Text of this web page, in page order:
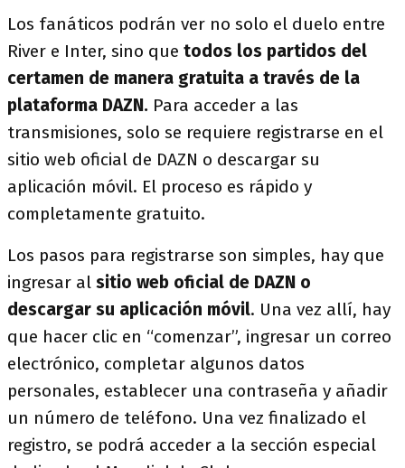
Los fanáticos podrán ver no solo el duelo entre
River e Inter, sino que todos los partidos del
certamen de manera gratuita a través de la
plataforma DAZN. Para acceder a las
transmisiones, solo se requiere registrarse en el
sitio web oficial de DAZN o descargar su
aplicación móvil. El proceso es rápido y
completamente gratuito.
Los pasos para registrarse son simples, hay que
ingresar al sitio web oficial de DAZN o
descargar su aplicación móvil. Una vez allí, hay
que hacer clic en “comenzar”, ingresar un correo
electrónico, completar algunos datos
personales, establecer una contraseña y añadir
un número de teléfono. Una vez finalizado el
registro, se podrá acceder a la sección especial